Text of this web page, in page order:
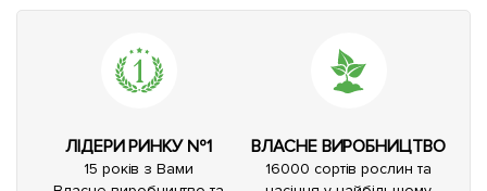
ЛІДЕРИ РИНКУ №1
15 років з Вами
ВЛАСНЕ ВИРОБНИЦТВО
16000 сортів рослин та